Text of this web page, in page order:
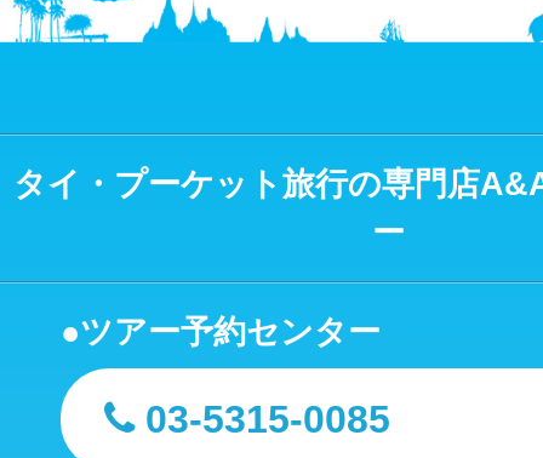
タイ・プーケット旅行の専門店
ー
ツアー予約センター
03-5315-0085